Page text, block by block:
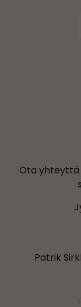
Ota yhteyttä
Patrik